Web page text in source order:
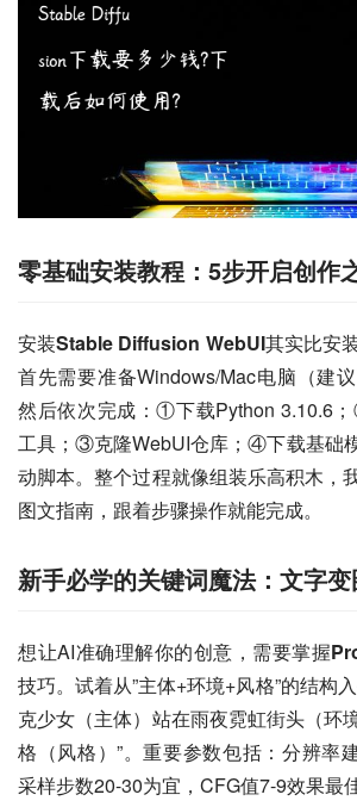
零基础安装教程：5步开启创作
安装Stable Diffusion WebUI其实比安
首先需要准备Windows/Mac电脑（建
然后依次完成：①下载Python 3.10.6
工具；③克隆WebUI仓库；④下载基础
动脚本。整个过程就像组装乐高积木，
图文指南，跟着步骤操作就能完成。
新手必学的关键词魔法：文字
想让AI准确理解你的创意，需要掌握
技巧。试着从”主体+环境+风格”的结构
克少女（主体）站在雨夜霓虹街头（环
格（风格）”。重要参数包括：分辨率
采样步数20-30为宜，CFG值7-9效果最